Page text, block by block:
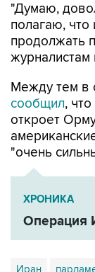
"Думаю,
полагаю,
продолжать
Между тем в
сообщил,
откроет
"очень
ХРОНИКА
Операция